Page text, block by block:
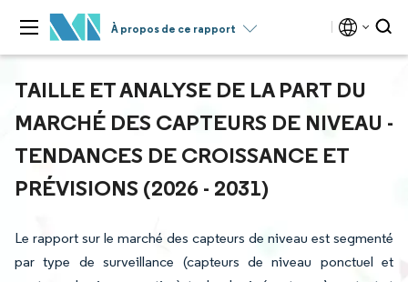
À propos de ce rapport
TAILLE ET ANALYSE DE LA PART DU
MARCHÉ DES CAPTEURS DE NIVEAU -
TENDANCES DE CROISSANCE ET
PRÉVISIONS (2026 - 2031)
Le rapport sur le marché des capteurs de niveau est segmenté
par type de surveillance (capteurs de niveau ponctuel et